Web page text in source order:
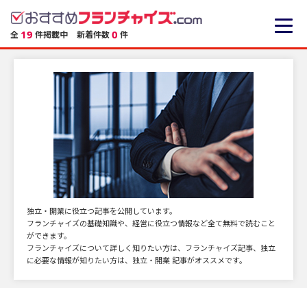
全 19 件掲載中 新着件数0 件
独立・開業に役立つ記事を公開しています。
フランチャイズの基礎知識や、経営に役立つ情報など全て無料で読むこと
ができます。
フランチャイズについて詳しく知りたい方は、フランチャイズ記事、独立
に必要な情報が知りたい方は、独立・開業 記事がオススメです。